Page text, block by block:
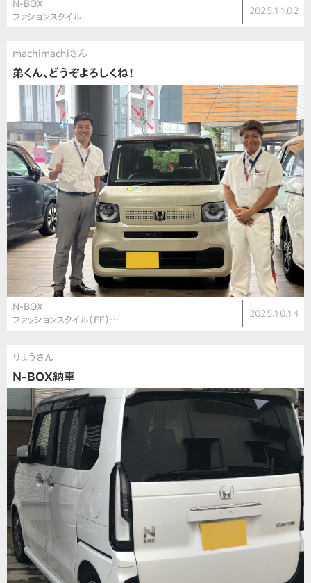
N-BOX
ファションスタイル
2025.11.02
machimachiさん
弟くん、どうぞよろしくね！
N-BOX
ファッションスタイル（FF）…
2025.10.14
りょうさん
N-BOX納車